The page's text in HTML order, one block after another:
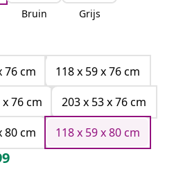
Bruin Grijs
76 cm
118 x 59 x 76 cm
x 76 cm
203 x 53 x 76 cm
80 cm
118 x 59 x 80 cm